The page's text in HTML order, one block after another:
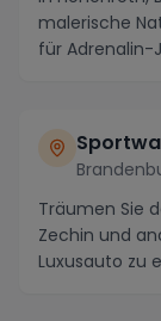
malerische
für Adrenalin-
Träumen Sie
Zechin und
Luxusauto zu